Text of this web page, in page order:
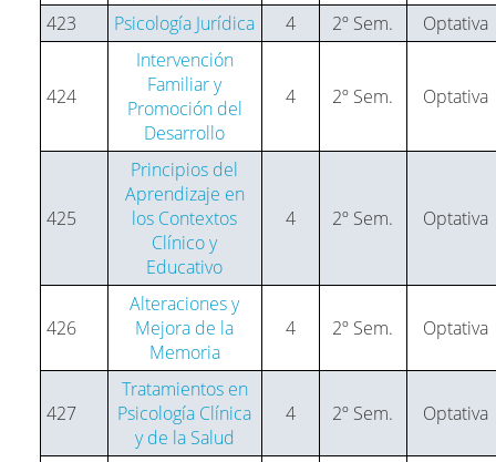
423 Psicología Jurídica 4 2º Sem. Optativa
424
Intervención
Familiar y
Promoción del
Desarrollo
4 2º Sem. Optativa
425
Principios del
Aprendizaje en
los Contextos
Clínico y
Educativo
4 2º Sem. Optativa
426
Alteraciones y
Mejora de la
Memoria
4 2º Sem. Optativa
427
Tratamientos en
Psicología Clínica
y de la Salud
4 2º Sem. Optativa